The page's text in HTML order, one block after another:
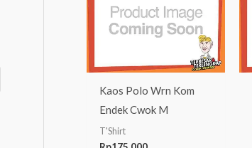
Kaos Polo Wrn Kom
Endek Cwok M
T'Shirt